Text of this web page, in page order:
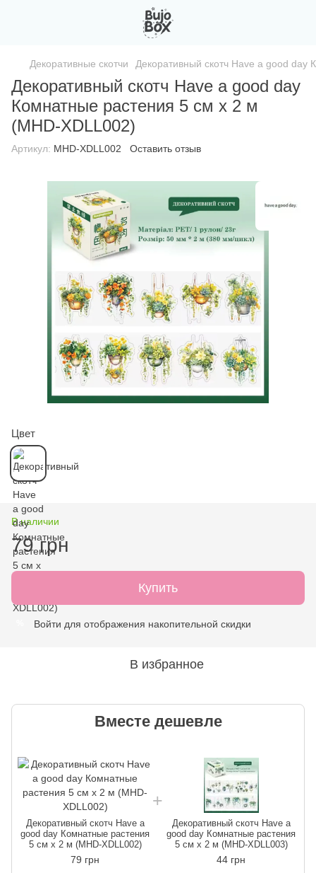
Декоративные скотчи Декоративный скотч Have a good
Декоративный скотч Have a good day
Комнатные растения 5 см x 2 м
(MHD-XDLL002)
Артикул: MHD-XDLL002 Оставить отзыв
Цвет
В наличии
79 грн
Купить
Войти для отображения накопительной скидки
В избранное
Вместе дешевле
Декоративный скотч Have a
good day Комнатные растения
5 см x 2 м (MHD-XDLL002)
79 грн
Декоративный скотч Have a
good day Комнатные растения
5 см x 2 м (MHD-XDLL003)
44 грн